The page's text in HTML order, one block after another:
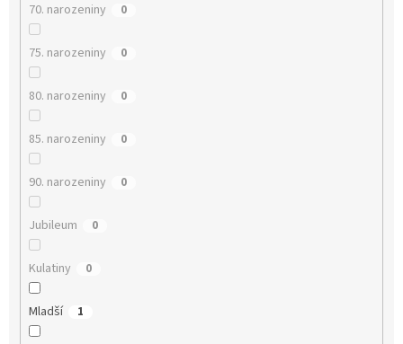
70. narozeniny 0
75. narozeniny 0
80. narozeniny 0
85. narozeniny 0
90. narozeniny 0
Jubileum 0
Kulatiny 0
Mladší 1